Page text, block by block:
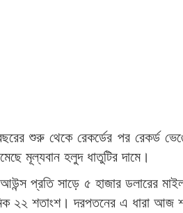
শুরু থেকে রেকর্ডের পর রেকর্ড
মূল্যবান হলুদ ধাতুটির দামে।
প্রতি সাড়ে ৫ হাজার ডলারের
২২ শতাংশ। দরপতনের এ ধারা আজ